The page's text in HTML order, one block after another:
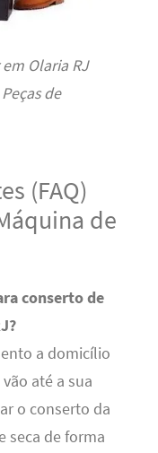
Olaria RJ
de
(FAQ)
de
conserto de
a domicílio
até a sua
o conserto da
seca de forma